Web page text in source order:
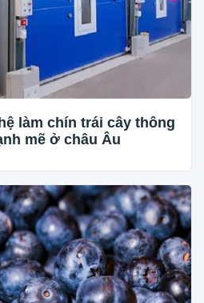
làm chín trái cây thông
mẽ ở châu Âu